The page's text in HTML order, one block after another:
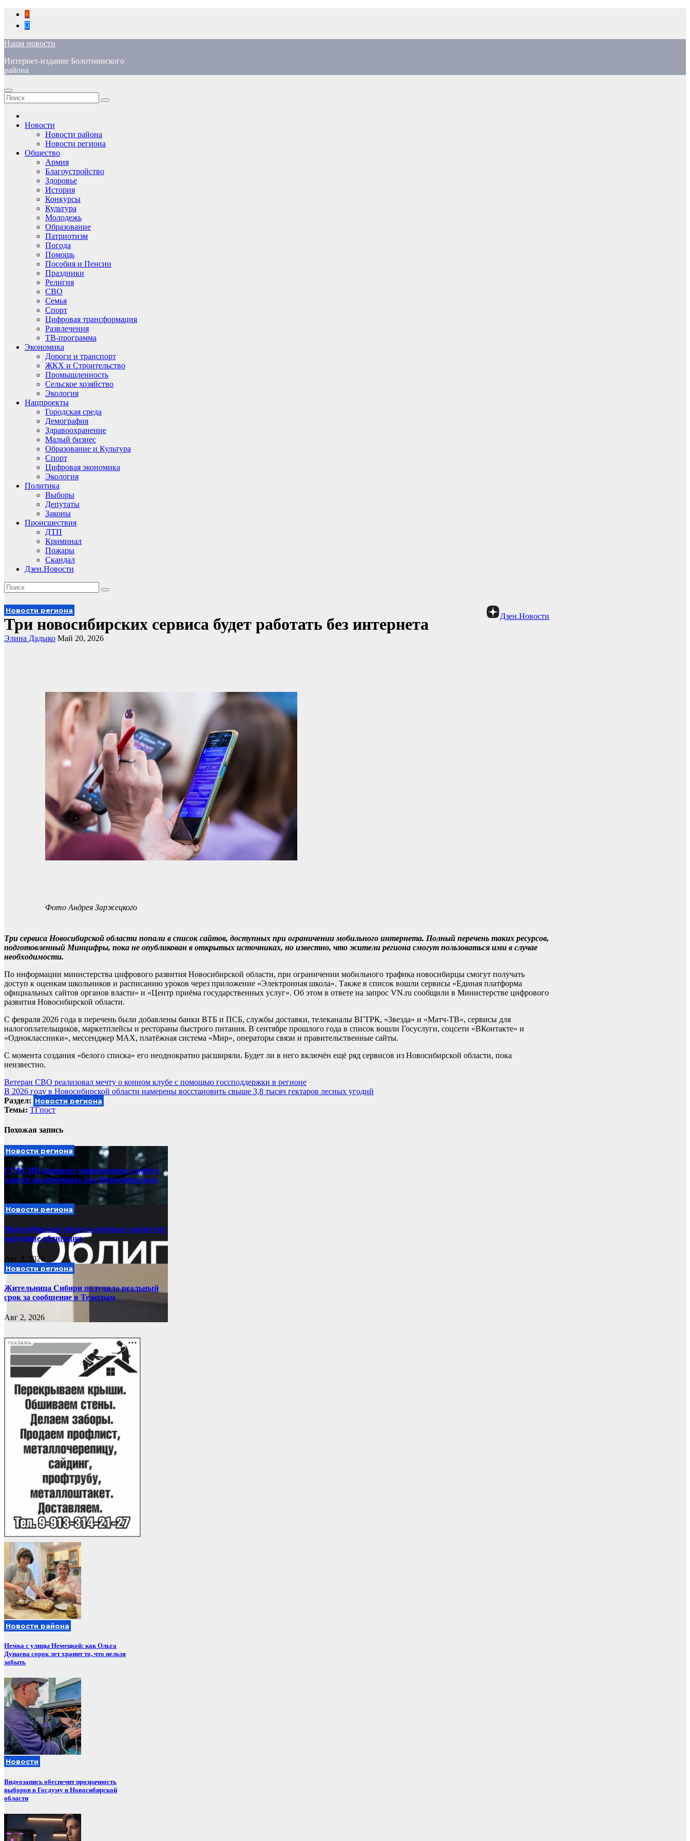
Перейти
содержимому
Наши новости
Интернет-издание Болотнинского
района
Новости
Новости района
Новости региона
Общество
Армия
Благоустройство
Здоровье
История
Конкурсы
Культура
Молодежь
Образование
Патриотизм
Погода
Помощь
Пособия и Пенсии
Праздники
Религия
СВО
Семья
Спорт
Цифровая трансформация
Развлечения
ТВ-программа
Экономика
Дороги и транспорт
ЖКХ и Строительство
Промышленность
Сельское хозяйство
Экология
Нацпроекты
Городская среда
Демография
Здравоохранение
Малый бизнес
Образование и Культура
Спорт
Цифровая экономика
Экология
Политика
Выборы
Депутаты
Законы
Происшествия
ДТП
Криминал
Пожары
Скандал
Дзен.Новости
Дзен.Новости
Новости региона
Три новосибирских сервиса будет работать без интернета
Элина Дадыко Май 20, 2026
Фото Андрея Заржецкого
Три сервиса Новосибирской области попали в список сайтов, доступных при ограничении мобильного интернета. Полный перечень таких ресурсов,
подготовленный Минцифры, пока не опубликован в открытых источниках, но известно, что жители региона смогут пользоваться ими в случае
необходимости.
По информации министерства цифрового развития Новосибирской области, при ограничении мобильного трафика новосибирцы смогут получать
доступ к оценкам школьников и расписанию уроков через приложение «Электронная школа». Также в список вошли сервисы «Единая платформа
официальных сайтов органов власти» и «Центр приёма государственных услуг». Об этом в ответе на запрос VN.ru сообщили в Министерстве цифрового
развития Новосибирской области.
С февраля 2026 года в перечень были добавлены банки ВТБ и ПСБ, службы доставки, телеканалы ВГТРК, «Звезда» и «Матч-ТВ», сервисы для
налогоплательщиков, маркетплейсы и рестораны быстрого питания. В сентябре прошлого года в список вошли Госуслуги, соцсети «ВКонтакте» и
«Одноклассники», мессенджер MAX, платёжная система «Мир», операторы связи и правительственные сайты.
С момента создания «белого списка» его неоднократно расширяли. Будет ли в него включён ещё ряд сервисов из Новосибирской области, пока
неизвестно.
Навигация
по
записям
Ветеран СВО реализовал мечту о конном клубе с помощью госсподдержки в регионе
В 2026 году в Новосибирской области намерены восстановить свыше 3,8 тысяч гектаров лесных угодий
Раздел: Новости региона
Темы: ТГпост
Похожая запись
Новости региона
ГУФСИН опроверг информацию о побеге
девяти заключенных под Новосибирском
Новости региона
Новосибирская область впервые разместит
народные облигации
Авг 3, 2026
Новости региона
Жительница Сибири получила реальный
срок за сообщение в Телеграм
Авг 2, 2026
РЕКЛАМА
Новости района
Немка с улицы Немецкой: как Ольга
Дунаева сорок лет хранит то, что нельзя
забыть
Новости
Видеозапись обеспечит прозрачность
выборов в Госдуму в Новосибирской
области